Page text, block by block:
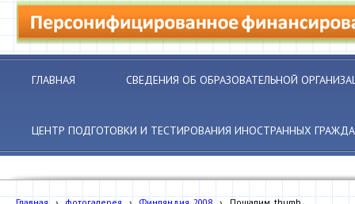
ГЛАВНАЯ СВЕДЕНИЯ ОБ ОБРАЗОВАТЕЛЬНОЙ
ЦЕНТР ПОДГОТОВКИ И ТЕСТИРОВАНИЯ ИНОСТРАННЫХ